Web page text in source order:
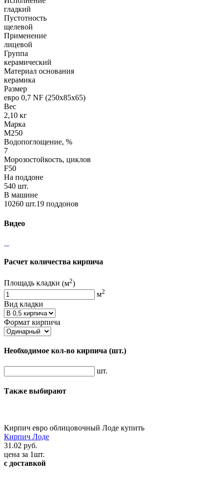
гладкий
Пустотность
щелевой
Применение
лицевой
Группа
керамический
Материал основания
керамика
Размер
евро 0,7 NF (250х85х65)
Вес
2,10 кг
Марка
М250
Водопоглощение, %
7
Морозостойкость, циклов
F50
На поддоне
540 шт.
В машине
10260 шт.19 поддонов
Видео
Расчет количества кирпича
Площадь кладки (м2)
м2
Вид кладки
Формат кирпича
Необходимое кол-во кирпича (шт.)
шт.
Также выбирают
Кирпич евро облицовочный Лоде купить
Кирпич Лоде
31.02 руб.
цена за 1шт.
с доставкой